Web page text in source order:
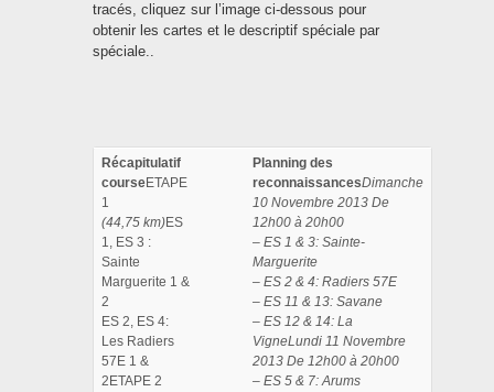
tracés, cliquez sur l’image ci-dessous pour
obtenir les cartes et le descriptif spéciale par
spéciale..
Récapitulatif
courseETAPE
1
(44,75 km)ES
1, ES 3 :
Sainte
Marguerite 1 &
2
ES 2, ES 4:
Les Radiers
57E 1 &
2ETAPE 2
Planning des
reconnaissancesDimanche
10 Novembre 2013 De
12h00 à 20h00
– ES 1 & 3: Sainte-
Marguerite
– ES 2 & 4: Radiers 57E
– ES 11 & 13: Savane
– ES 12 & 14: La
VigneLundi 11 Novembre
2013 De 12h00 à 20h00
– ES 5 & 7: Arums